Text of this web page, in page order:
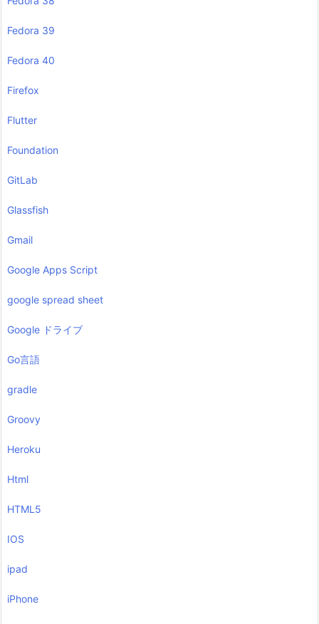
Fedora 39
Fedora 40
Firefox
Flutter
Foundation
GitLab
Glassfish
Gmail
Google Apps Script
google spread sheet
Google ドライブ
Go言語
gradle
Groovy
Heroku
Html
HTML5
IOS
ipad
iPhone